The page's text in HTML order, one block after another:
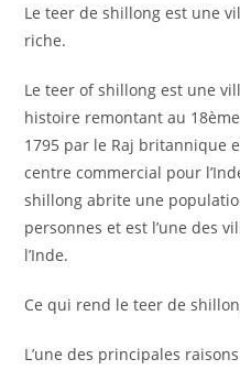
Le teer de shillong est une
riche.
Le teer of shillong est une
histoire remontant au
1795 par le Raj britannique
centre commercial pour
shillong abrite une
personnes et est l’une des
l’Inde.
Ce qui rend le teer de
L’une des principales